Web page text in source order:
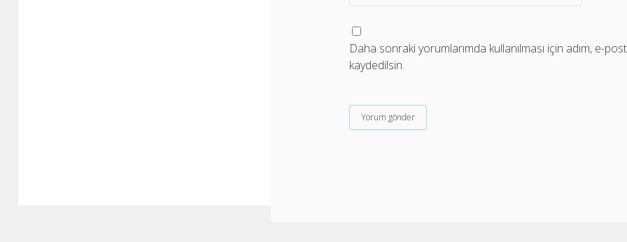
Daha sonraki yorumlarımda kullanılması için adım, e-
kaydedilsin.